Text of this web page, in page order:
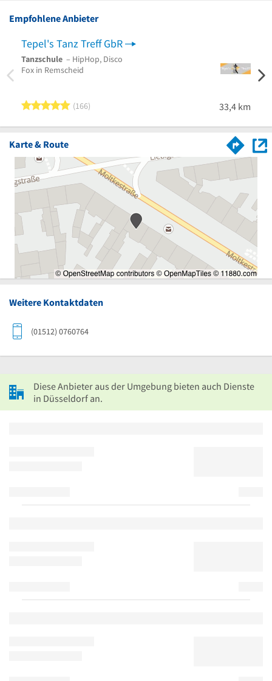
Empfohlene Anbieter
Tepel's Tanz Treff GbR
Tanzschule – HipHop, Disco
Fox in Remscheid
5 von 5 Sternen
166 33,4 km
Karte & Route
Weitere Kontaktdaten
(01512) 0760764
Diese Anbieter aus der Umgebung bieten auch Dienste
in Düsseldorf an.